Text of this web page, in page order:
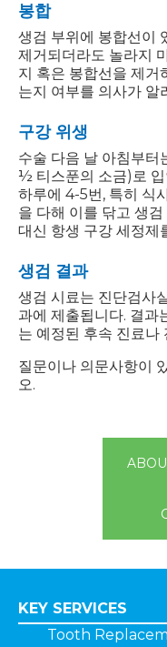
봉합
생검 부위에 봉합선이
제거되더라도 놀라지
지 혹은 봉합선을 제거
는지 여부를 의사가 알
구강 위생
수술 다음 날 아침부터
½ 티스푼의 소금)로
하루에 4-5번, 특히 식
을 다해 이를 닦고 생
대신 항생 구강 세정제
생검 결과
생검 시료는 진단검사
과에 제출됩니다. 결과
는 예정된 후속 진료나
질문이나 의문사항이
오.
KEY SERVICES
Tooth